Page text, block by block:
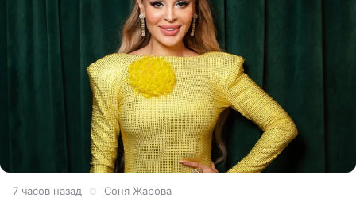
7 часов назад Соня Жарова